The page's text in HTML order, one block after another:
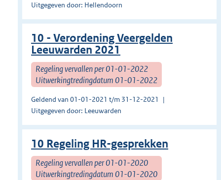
Uitgegeven door: Hellendoorn
10 - Verordening Veergelden
Leeuwarden 2021
Regeling vervallen per 01-01-2022
Uitwerkingtredingdatum 01-01-2022
Geldend van 01-01-2021 t/m 31-12-2021
Uitgegeven door: Leeuwarden
10 Regeling HR-gesprekken
Regeling vervallen per 01-01-2020
Uitwerkingtredingdatum 01-01-2020